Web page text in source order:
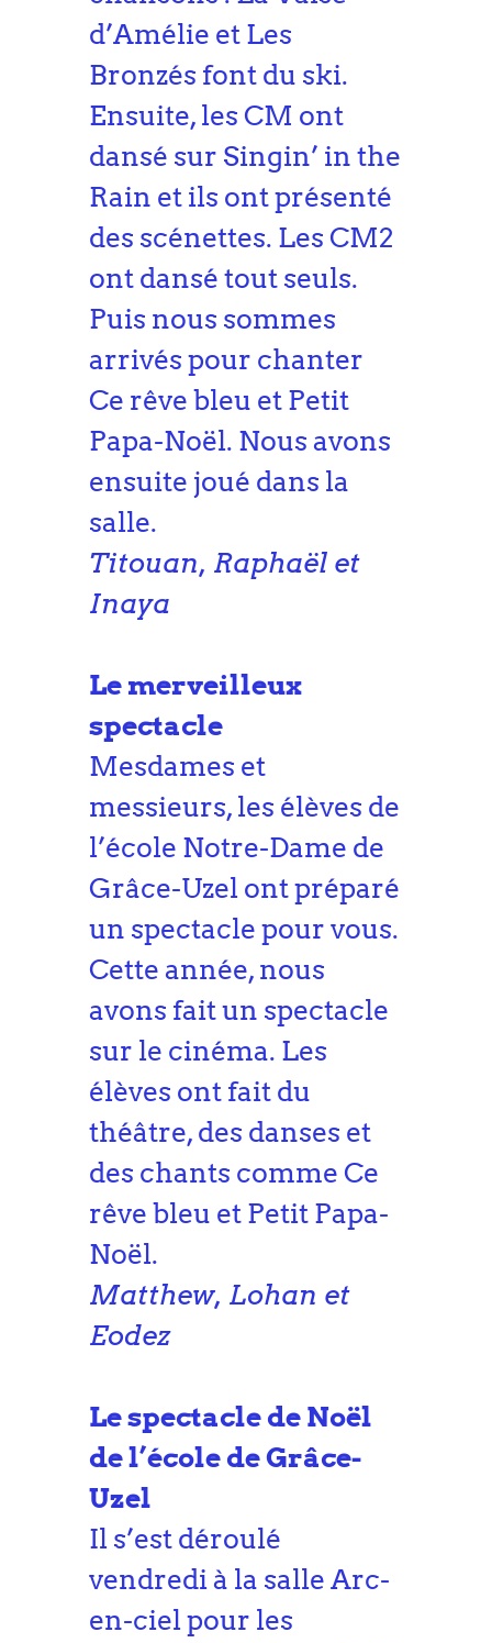
d’Amélie et Les
Bronzés font du ski.
Ensuite, les CM ont
dansé sur Singin’ in the
Rain et ils ont présenté
des scénettes. Les CM2
ont dansé tout seuls.
Puis nous sommes
arrivés pour chanter
Ce rêve bleu et Petit
Papa-Noël. Nous avons
ensuite joué dans la
salle.
Titouan, Raphaël et
Inaya
Le merveilleux
spectacle
Mesdames et
messieurs, les élèves de
l’école Notre-Dame de
Grâce-Uzel ont préparé
un spectacle pour vous.
Cette année, nous
avons fait un spectacle
sur le cinéma. Les
élèves ont fait du
théâtre, des danses et
des chants comme Ce
rêve bleu et Petit Papa-
Noël.
Matthew, Lohan et
Eodez
Le spectacle de Noël
de l’école de Grâce-
Uzel
Il s’est déroulé
vendredi à la salle Arc-
en-ciel pour les